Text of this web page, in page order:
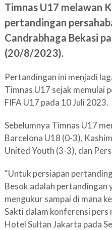
Timnas U17 melawan
pertandingan
Candrabhaga Bekasi
(20/8/2023).
Pertandingan ini menjadi
Timnas U17 sejak memulai
FIFA U17 pada 10 Juli 2023.
Sebelumnya Timnas U17
Barcelona U18 (0-3),
United Youth (3-3), dan
“Untuk persiapan
Besok adalah pertandingan
mengukur sampai di mana
Sakti dalam konferensi
Hotel Sultan Jakarta pada